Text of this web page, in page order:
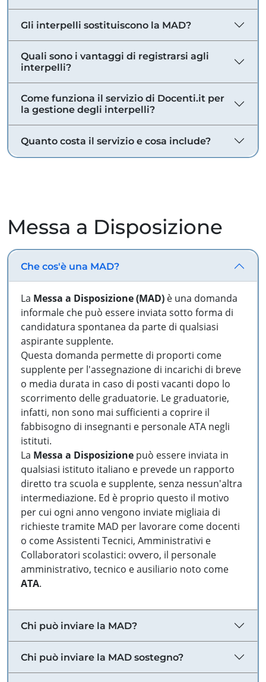
Gli interpelli sostituiscono la MAD?
Quali sono i vantaggi di registrarsi agli
interpelli?
Come funziona il servizio di Docenti.it per
la gestione degli interpelli?
Quanto costa il servizio e cosa include?
Messa a Disposizione
Che cos'è una MAD?
La Messa a Disposizione (MAD) è una domanda
informale che può essere inviata sotto forma di
candidatura spontanea da parte di qualsiasi
aspirante supplente.
Questa domanda permette di proporti come
supplente per l'assegnazione di incarichi di breve
o media durata in caso di posti vacanti dopo lo
scorrimento delle graduatorie. Le graduatorie,
infatti, non sono mai sufficienti a coprire il
fabbisogno di insegnanti e personale ATA negli
istituti.
La Messa a Disposizione può essere inviata in
qualsiasi istituto italiano e prevede un rapporto
diretto tra scuola e supplente, senza nessun'altra
intermediazione. Ed è proprio questo il motivo
per cui ogni anno vengono inviate migliaia di
richieste tramite MAD per lavorare come docenti
o come Assistenti Tecnici, Amministrativi e
Collaboratori scolastici: ovvero, il personale
amministrativo, tecnico e ausiliario noto come
ATA.
Chi può inviare la MAD?
Chi può inviare la MAD sostegno?